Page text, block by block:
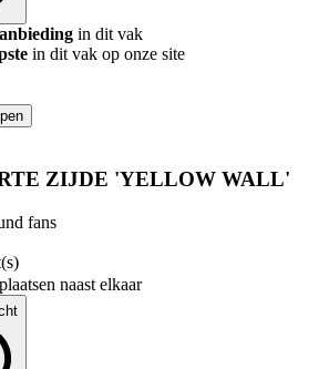
in dit vak
in dit vak op onze site
ZIJDE 'YELLOW WALL'
fans
naast elkaar